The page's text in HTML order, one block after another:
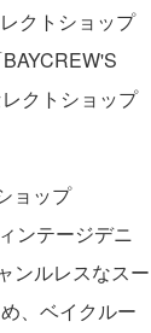
クトショップ
クトショップ
ョップ
ンテージデニ
ンルレスなスー
、ベイクルー